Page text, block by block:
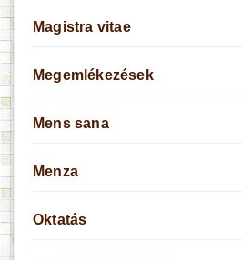
Magistra vitae
Megemlékezések
Mens sana
Menza
Oktatás